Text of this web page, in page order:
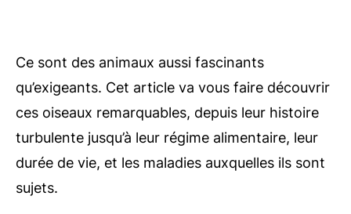
Ce sont des animaux aussi fascinants
qu’exigeants. Cet article va vous faire découvrir
ces oiseaux remarquables, depuis leur histoire
turbulente jusqu’à leur régime alimentaire, leur
durée de vie, et les maladies auxquelles ils sont
sujets.